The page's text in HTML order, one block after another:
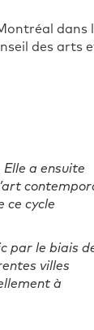
dans
des arts
a ensuite
ce cycle
par le biais
villes
à